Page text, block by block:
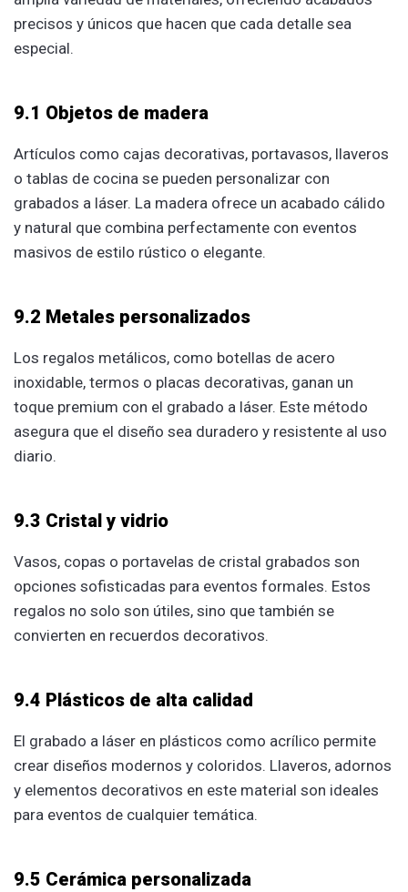
precisos y únicos que hacen que cada detalle sea
especial.
9.1 Objetos de madera
Artículos como cajas decorativas, portavasos, llaveros
o tablas de cocina se pueden personalizar con
grabados a láser. La madera ofrece un acabado cálido
y natural que combina perfectamente con eventos
masivos de estilo rústico o elegante.
9.2 Metales personalizados
Los regalos metálicos, como botellas de acero
inoxidable, termos o placas decorativas, ganan un
toque premium con el grabado a láser. Este método
asegura que el diseño sea duradero y resistente al uso
diario.
9.3 Cristal y vidrio
Vasos, copas o portavelas de cristal grabados son
opciones sofisticadas para eventos formales. Estos
regalos no solo son útiles, sino que también se
convierten en recuerdos decorativos.
9.4 Plásticos de alta calidad
El grabado a láser en plásticos como acrílico permite
crear diseños modernos y coloridos. Llaveros, adornos
y elementos decorativos en este material son ideales
para eventos de cualquier temática.
9.5 Cerámica personalizada